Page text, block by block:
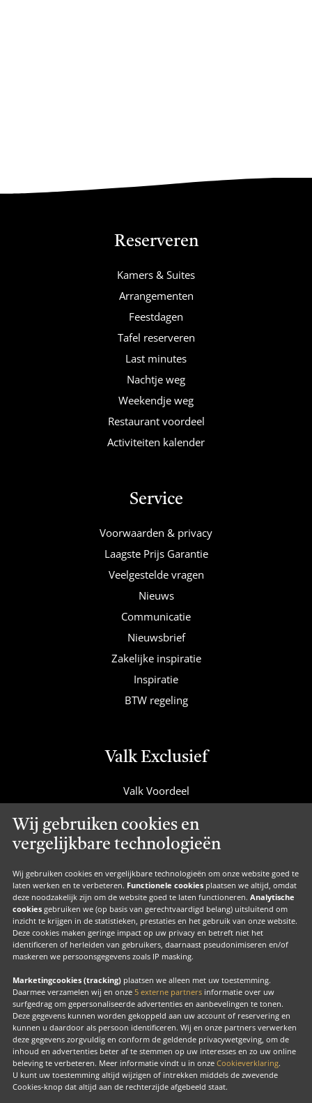
Wij gebruiken cookies en
vergelijkbare technologieën
Wij gebruiken cookies en vergelijkbare technologieën om onze website goed te
laten werken en te verbeteren. Functionele cookies plaatsen we altijd, omdat
deze noodzakelijk zijn om de website goed te laten functioneren. Analytische
cookies gebruiken we (op basis van gerechtvaardigd belang) uitsluitend om
inzicht te krijgen in de statistieken, prestaties en het gebruik van onze website.
Deze cookies maken geringe impact op uw privacy en betreft niet het
identificeren of herleiden van gebruikers, daarnaast pseudonimiseren en/of
maskeren we persoonsgegevens zoals IP masking.
Marketingcookies (tracking) plaatsen we alleen met uw toestemming.
Daarmee verzamelen wij en onze 5 externe partners informatie over uw
surfgedrag om gepersonaliseerde advertenties en aanbevelingen te tonen.
Deze gegevens kunnen worden gekoppeld aan uw account of reservering en
kunnen u daardoor als persoon identificeren. Wij en onze partners verwerken
deze gegevens zorgvuldig en conform de geldende privacywetgeving, om de
inhoud en advertenties beter af te stemmen op uw interesses en zo uw online
beleving te verbeteren. Meer informatie vindt u in onze Cookieverklaring.
U kunt uw toestemming altijd wijzigen of intrekken middels de zwevende
Cookies-knop dat altijd aan de rechterzijde afgebeeld staat.
Reserveren
Kamers & Suites
Arrangementen
Feestdagen
Tafel reserveren
Last minutes
Nachtje weg
Weekendje weg
Restaurant voordeel
Activiteiten kalender
Service
Voorwaarden & privacy
Laagste Prijs Garantie
Veelgestelde vragen
Nieuws
Communicatie
Nieuwsbrief
Zakelijke inspiratie
Inspiratie
BTW regeling
Valk Exclusief
Valk Voordeel
Valk Suites
Valk Jobs
Valk Exclusief Membership
Valk Voor Thuis
Valk Exclusief Zakelijk
MVO
Contact
FacebookInstagramLinkedIn
Copyright